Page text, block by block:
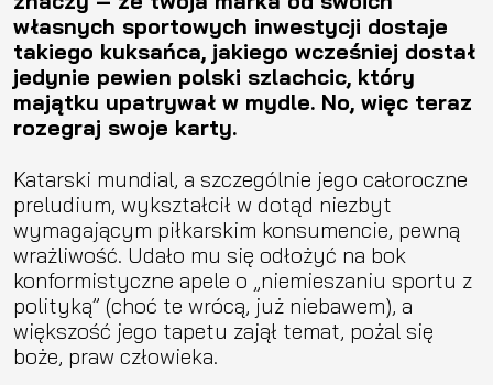
własnych sportowych inwestycji dostaje
takiego kuksańca, jakiego wcześniej dostał
jedynie pewien polski szlachcic, który
majątku upatrywał w mydle. No, więc teraz
rozegraj swoje karty.
Katarski mundial, a szczególnie jego całoroczne
preludium, wykształcił w dotąd niezbyt
wymagającym piłkarskim konsumencie, pewną
wrażliwość. Udało mu się odłożyć na bok
konformistyczne apele o „niemieszaniu sportu z
polityką” (choć te wrócą, już niebawem), a
większość jego tapetu zajął temat, pożal się
boże, praw człowieka.